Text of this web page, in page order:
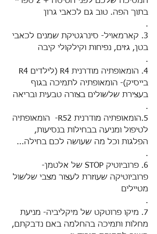
בתוך הפה. טוב גם לכאבי גרון
.
3. קארמאויל- סינרגטיקת שמנים לכאבי
בטן, גזים, נפיחות וקילקולי קיבה
.
בייסיק)- הומאופתיה לתמיכה בגוף
בעצירת שלשולים בצורה טבעית ובריאה
.
5.הומאופתיה מודרנית R52-  הומאופתיה
לטיפול ומניעה בבחילות בנסיעות,
הפלגות וכל מה שעושה לכם בחילה...
.
6. פרוביוטיק STOP של אלטמן-
פרוביוטיקה שעוזרת לעצור מצבי שלשול
מטיילים
.
7. מיקו פרוטקט של מיקליביה- מניעת
מחלות ותמיכה בהחלמה באם נדבקתם,